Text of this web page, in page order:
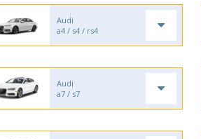
Audi
a4 / s4 / rs4
Audi
a7 / s7